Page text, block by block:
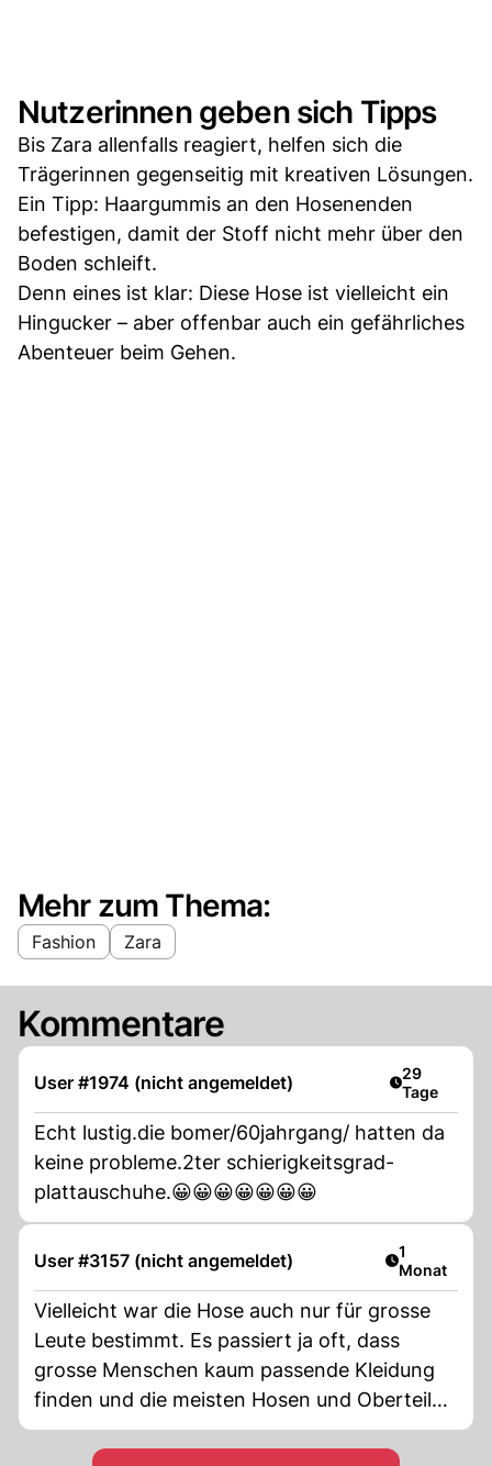
Nutzerinnen geben sich Tipps
Bis Zara allenfalls reagiert, helfen sich die
Trägerinnen gegenseitig mit kreativen Lösungen.
Ein Tipp: Haargummis an den Hosenenden
befestigen, damit der Stoff nicht mehr über den
Boden schleift.
Denn eines ist klar: Diese Hose ist vielleicht ein
Hingucker – aber offenbar auch ein gefährliches
Abenteuer beim Gehen.
Mehr zum Thema:
Fashion Zara
Kommentare
User #1974 (nicht angemeldet) Artikel
29
Tage
Echt lustig.die bomer/60jahrgang/ hatten da
keine probleme.2ter schierigkeitsgrad-
plattauschuhe.😀😀😀😀😀😀😀
User #3157 (nicht angemeldet) Artikel
1
Monat
Vielleicht war die Hose auch nur für grosse
Leute bestimmt. Es passiert ja oft, dass
grosse Menschen kaum passende Kleidung
finden und die meisten Hosen und Oberteile
sind viel zu kurz für Leute die grösser sind.